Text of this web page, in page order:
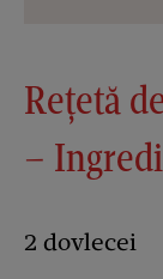
Rețetă
–
2 dovlecei